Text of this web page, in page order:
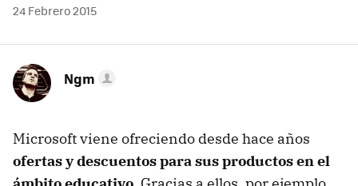
24 Febrero 2015
Ngm
Microsoft viene ofreciendo desde hace años
ofertas y descuentos para sus productos en el